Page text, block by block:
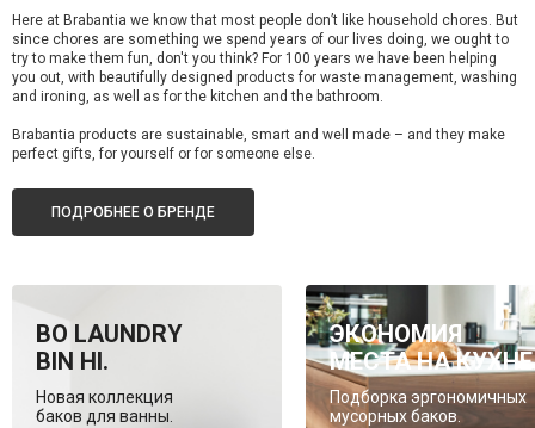
Here at Brabantia we know that most people don’t like household chores. But
since chores are something we spend years of our lives doing, we ought to
try to make them fun, don't you think? For 100 years we have been helping
you out, with beautifully designed products for waste management, washing
and ironing, as well as for the kitchen and the bathroom.
Brabantia products are sustainable, smart and well made – and they make
perfect gifts, for yourself or for someone else.
ПОДРОБНЕЕ О БРЕНДЕ
BO LAUNDRY
BIN HI.
Новая коллекция
баков для ванны.
ЭКОНОМИЯ
МЕСТА НА
Подборка эргономичных
мусорных баков.